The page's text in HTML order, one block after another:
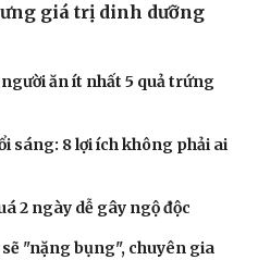
giá trị dinh dưỡng
ăn ít nhất 5 quả trứng
sáng: 8 lợi ích không phải ai
2 ngày dễ gây ngộ độc
"nặng bụng", chuyên gia